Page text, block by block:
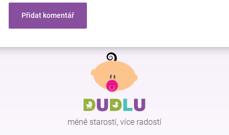
Přidat komentář
Z
méně starostí, více radostí